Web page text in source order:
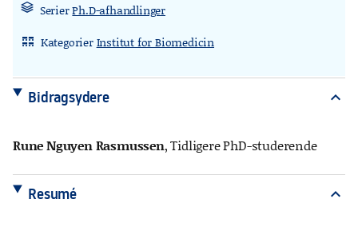
SerierPh.D-afhandlinger
rdl_stand_desk KategorierInstitut for Biomedicin
Bidragsydere expand_more
Rune Nguyen Rasmussen, Tidligere PhD-studerende
Resumé expand_more